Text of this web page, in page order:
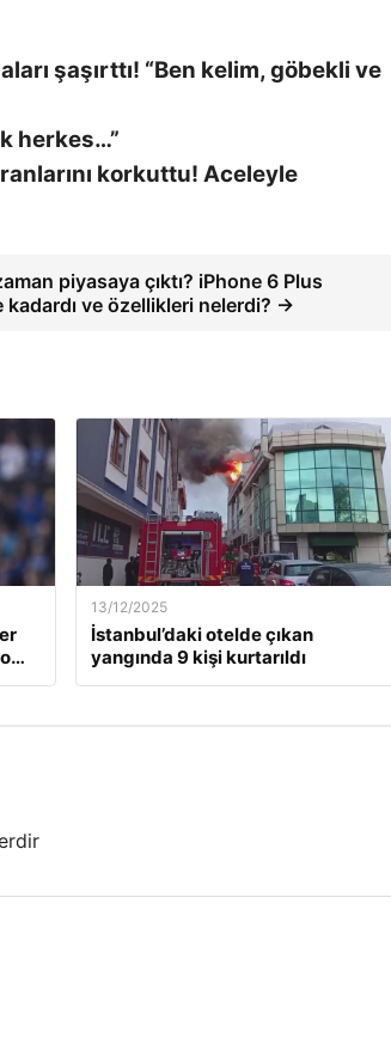
şaşırttı! “Ben kelim, göbekli ve
herkes…”
korkuttu! Aceleyle
piyasaya çıktı? iPhone 6 Plus
kadardı ve özellikleri nelerdi? →
13/12/2025
İstanbul’daki otelde çıkan
yangında 9 kişi kurtarıldı